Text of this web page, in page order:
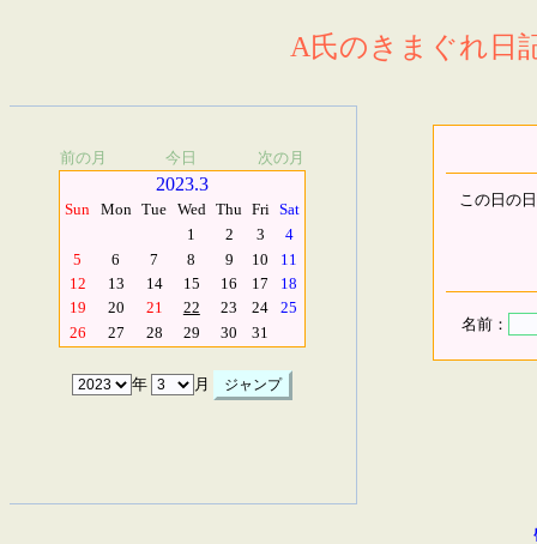
A氏のきまぐれ日
前の月 今日 次の月
2023.3
Sun Mon Tue Wed Thu Fri Sat
1
2 3
4
5
6 7 8 9 10
11
12
13 14 15 16 17
18
19
20 21 22 23 24
25
26
27 28 29 30 31
年 月
この日の
名前：